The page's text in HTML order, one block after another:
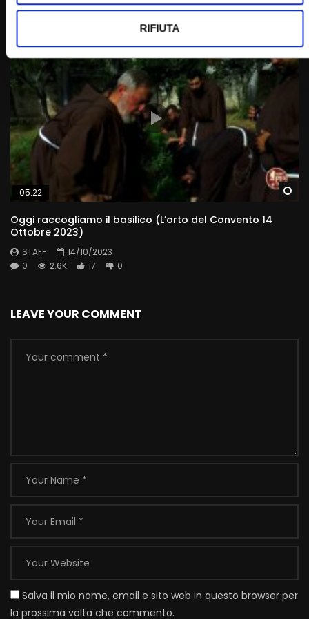
RIFIUTA
0
2.7K 100 0
05:22
Oggi raccogliamo il basilico (L’orto del Convento 14
Ottobre 2023)
STAFF
14/10/2023
0
2.6K 17 0
LEAVE YOUR COMMENT
Salva il mio nome, email e sito web in questo browser per
la prossima volta che commento.